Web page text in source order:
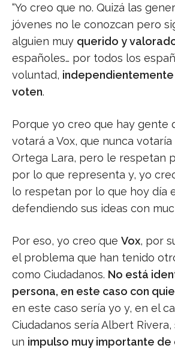
“Yo creo que no. Quizá las
jóvenes no le conozcan pero
alguien muy querido y
españoles… por todos los
voluntad,
voten.
Porque yo creo que hay gente
votará a Vox, que nunca
Ortega Lara, pero le respetan
por lo que representa y, yo
lo respetan por lo que hoy día
defendiendo sus ideas con
Por eso, yo creo que Vox, por
el problema que han tenido
como Ciudadanos. No está
persona, en este caso con
en este caso sería yo y, en el
Ciudadanos sería Albert
un impulso muy importante de